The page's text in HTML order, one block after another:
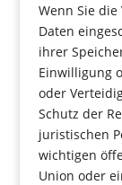
Wenn Sie
Daten
ihrer
Einwilligung
oder
Schutz der
juristischen
wichtigen
Union oder